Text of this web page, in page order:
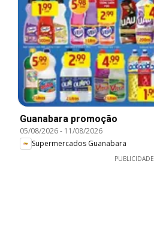
Guanabara promoção
05/08/2026- 11/08/2026
Supermercados Guanabara
PUBLICIDADE